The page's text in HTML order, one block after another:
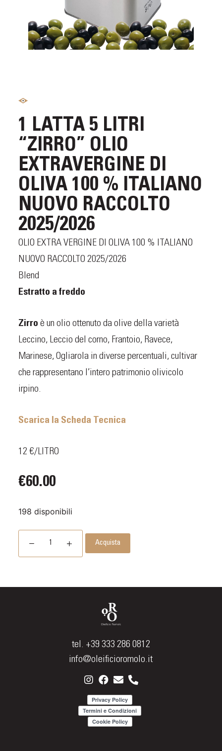
1 LATTA 5 LITRI
“ZIRRO” OLIO
EXTRAVERGINE DI
OLIVA 100 % ITALIANO
NUOVO RACCOLTO
2025/2026
OLIO EXTRA VERGINE DI OLIVA 100 % ITALIANO
NUOVO RACCOLTO 2025/2026
Blend
Estratto a freddo
Zirro è un olio ottenuto da olive della varietà
Leccino, Leccio del corno, Frantoio, Ravece,
Marinese, Ogliarola in diverse percentuali, cultivar
che rappresentano l’intero patrimonio olivicolo
irpino.
Scarica la Scheda Tecnica
12 €/LITRO
€60.00
198 disponibili
Acquista
tel. +39 333 286 0812
info@oleificioromolo.it